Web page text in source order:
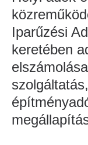
Iparűzési
keretében